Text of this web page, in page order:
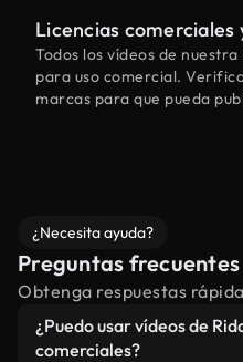
Licencias comerciales
Todos los vídeos de
para uso comercial.
marcas para que pueda
¿Necesita ayuda?
Preguntas frecuentes
Obtenga respuestas
¿Puedo usar vídeos de
comerciales?